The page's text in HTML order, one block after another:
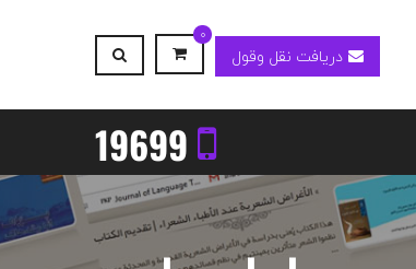
دریافت نقل وقول
0
19699